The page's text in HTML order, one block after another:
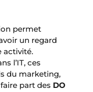
permet
un regard
activité.
l’IT, ces
du marketing,
part des DO